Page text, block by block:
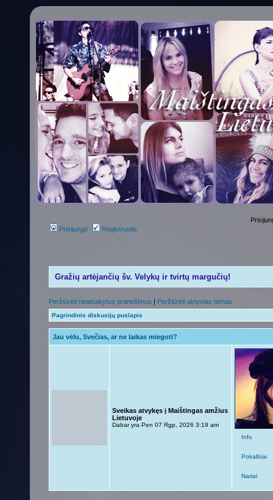
Prisijungti Registruotis
Gražių artėjančių šv. Velykų ir tvirtų margučių!
Peržiūrėti neatsakytus pranešimus | Peržiūrėti aktyvias temas
Pagrindinis diskusijų puslapis
Jau vėlu, Svečias, ar ne laikas miegoti?
Sveikas atvykęs į Maištingas amžius
Lietuvoje
Dabar yra Pen 07 Rgp, 2026 3:19 am
Info
Pokalbiai
Nariai